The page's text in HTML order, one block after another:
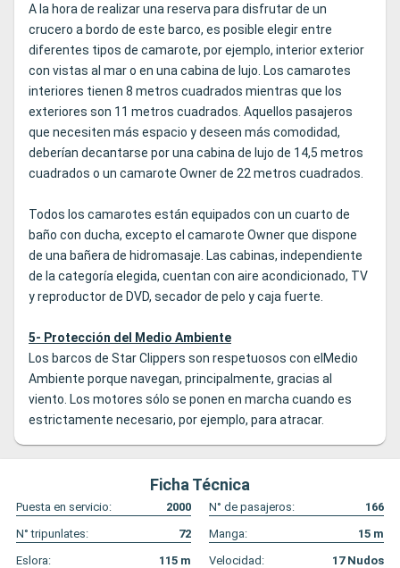
A la hora de realizar una reserva para disfrutar de un
crucero a bordo de este barco, es posible elegir entre
diferentes tipos de camarote, por ejemplo, interior exterior
con vistas al mar o en una cabina de lujo. Los camarotes
interiores tienen 8 metros cuadrados mientras que los
exteriores son 11 metros cuadrados. Aquellos pasajeros
que necesiten más espacio y deseen más comodidad,
deberían decantarse por una cabina de lujo de 14,5 metros
cuadrados o un camarote Owner de 22 metros cuadrados.
Todos los camarotes están equipados con un cuarto de
baño con ducha, excepto el camarote Owner que dispone
de una bañera de hidromasaje. Las cabinas, independiente
de la categoría elegida, cuentan con aire acondicionado, TV
y reproductor de DVD, secador de pelo y caja fuerte.
5- Protección del Medio Ambiente
Los barcos de Star Clippers son respetuosos con elMedio
Ambiente porque navegan, principalmente, gracias al
viento. Los motores sólo se ponen en marcha cuando es
estrictamente necesario, por ejemplo, para atracar.
Ficha Técnica
Puesta en servicio: 2000 N° de pasajeros:
166
N° tripunlates:
72 Manga: 15 m
Eslora:
115 m Velocidad: 17 Nudos